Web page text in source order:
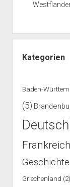
Kategorien
Baden-
(5)
Frankreich
Geschichte
Griechenland (2)